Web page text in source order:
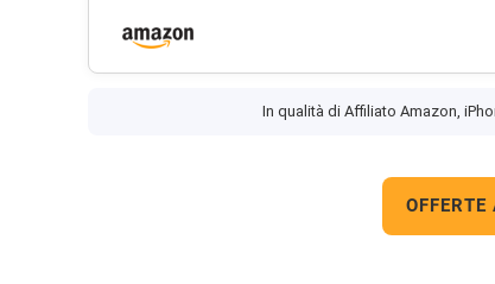
In qualità di Affiliato Amazon,